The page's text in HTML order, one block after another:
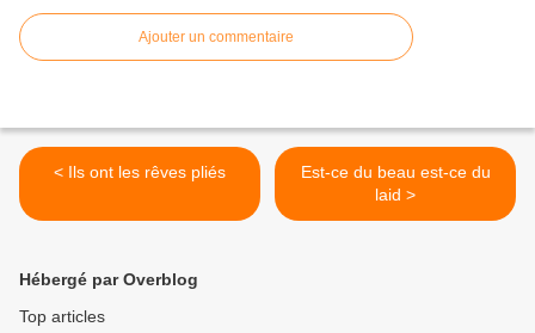
Ajouter un commentaire
< Ils ont les rêves pliés
Est-ce du beau est-ce du
laid >
Hébergé par Overblog
Top articles